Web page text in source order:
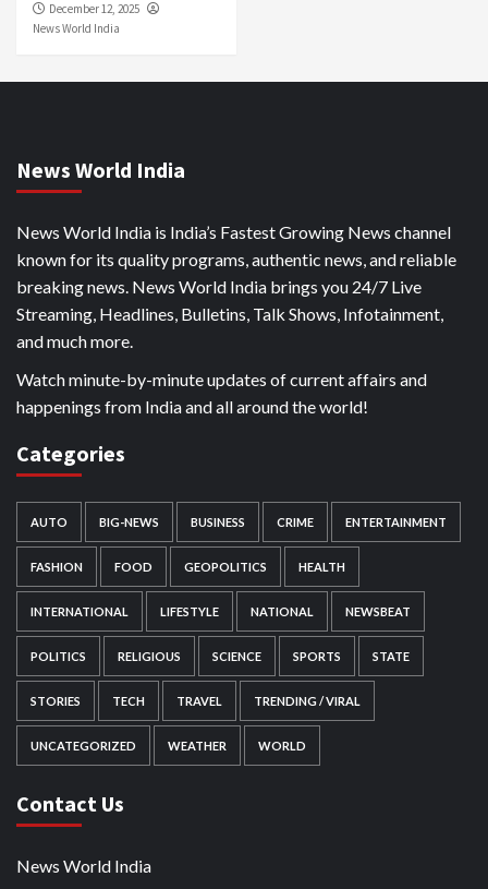
December 12, 2025
News World India
News World India
News World India is India’s Fastest Growing News channel
known for its quality programs, authentic news, and reliable
breaking news. News World India brings you 24/7 Live
Streaming, Headlines, Bulletins, Talk Shows, Infotainment,
and much more.
Watch minute-by-minute updates of current affairs and
happenings from India and all around the world!
Categories
AUTO BIG-NEWS BUSINESS CRIME ENTERTAINMENT
FASHION FOOD GEOPOLITICS HEALTH
INTERNATIONAL LIFESTYLE NATIONAL NEWSBEAT
POLITICS RELIGIOUS SCIENCE SPORTS STATE
STORIES TECH TRAVEL TRENDING / VIRAL
UNCATEGORIZED WEATHER WORLD
Contact Us
News World India